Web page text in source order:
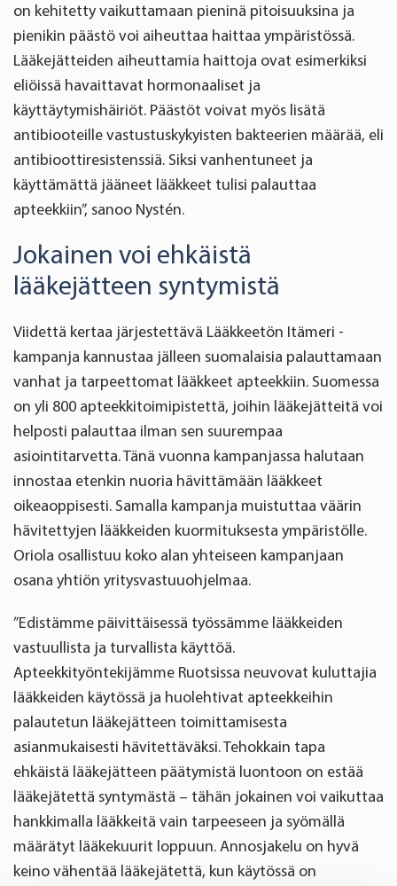
on kehitetty vaikuttamaan pieninä pitoisuuksina ja
pienikin päästö voi aiheuttaa haittaa ympäristössä.
Lääkejätteiden aiheuttamia haittoja ovat esimerkiksi
eliöissä havaittavat hormonaaliset ja
käyttäytymishäiriöt. Päästöt voivat myös lisätä
antibiooteille vastustuskykyisten bakteerien määrää, eli
antibioottiresistenssiä. Siksi vanhentuneet ja
käyttämättä jääneet lääkkeet tulisi palauttaa
apteekkiin”, sanoo Nystén.
Jokainen voi ehkäistä
lääkejätteen syntymistä
Viidettä kertaa järjestettävä Lääkkeetön Itämeri -
kampanja kannustaa jälleen suomalaisia palauttamaan
vanhat ja tarpeettomat lääkkeet apteekkiin. Suomessa
on yli 800 apteekkitoimipistettä, joihin lääkejätteitä voi
helposti palauttaa ilman sen suurempaa
asiointitarvetta. Tänä vuonna kampanjassa halutaan
innostaa etenkin nuoria hävittämään lääkkeet
oikeaoppisesti. Samalla kampanja muistuttaa väärin
hävitettyjen lääkkeiden kuormituksesta ympäristölle.
Oriola osallistuu koko alan yhteiseen kampanjaan
osana yhtiön yritysvastuuohjelmaa.
”Edistämme päivittäisessä työssämme lääkkeiden
vastuullista ja turvallista käyttöä.
Apteekkityöntekijämme Ruotsissa neuvovat kuluttajia
lääkkeiden käytössä ja huolehtivat apteekkeihin
palautetun lääkejätteen toimittamisesta
asianmukaisesti hävitettäväksi. Tehokkain tapa
ehkäistä lääkejätteen päätymistä luontoon on estää
lääkejätettä syntymästä – tähän jokainen voi vaikuttaa
hankkimalla lääkkeitä vain tarpeeseen ja syömällä
määrätyt lääkekuurit loppuun. Annosjakelu on hyvä
keino vähentää lääkejätettä, kun käytössä on